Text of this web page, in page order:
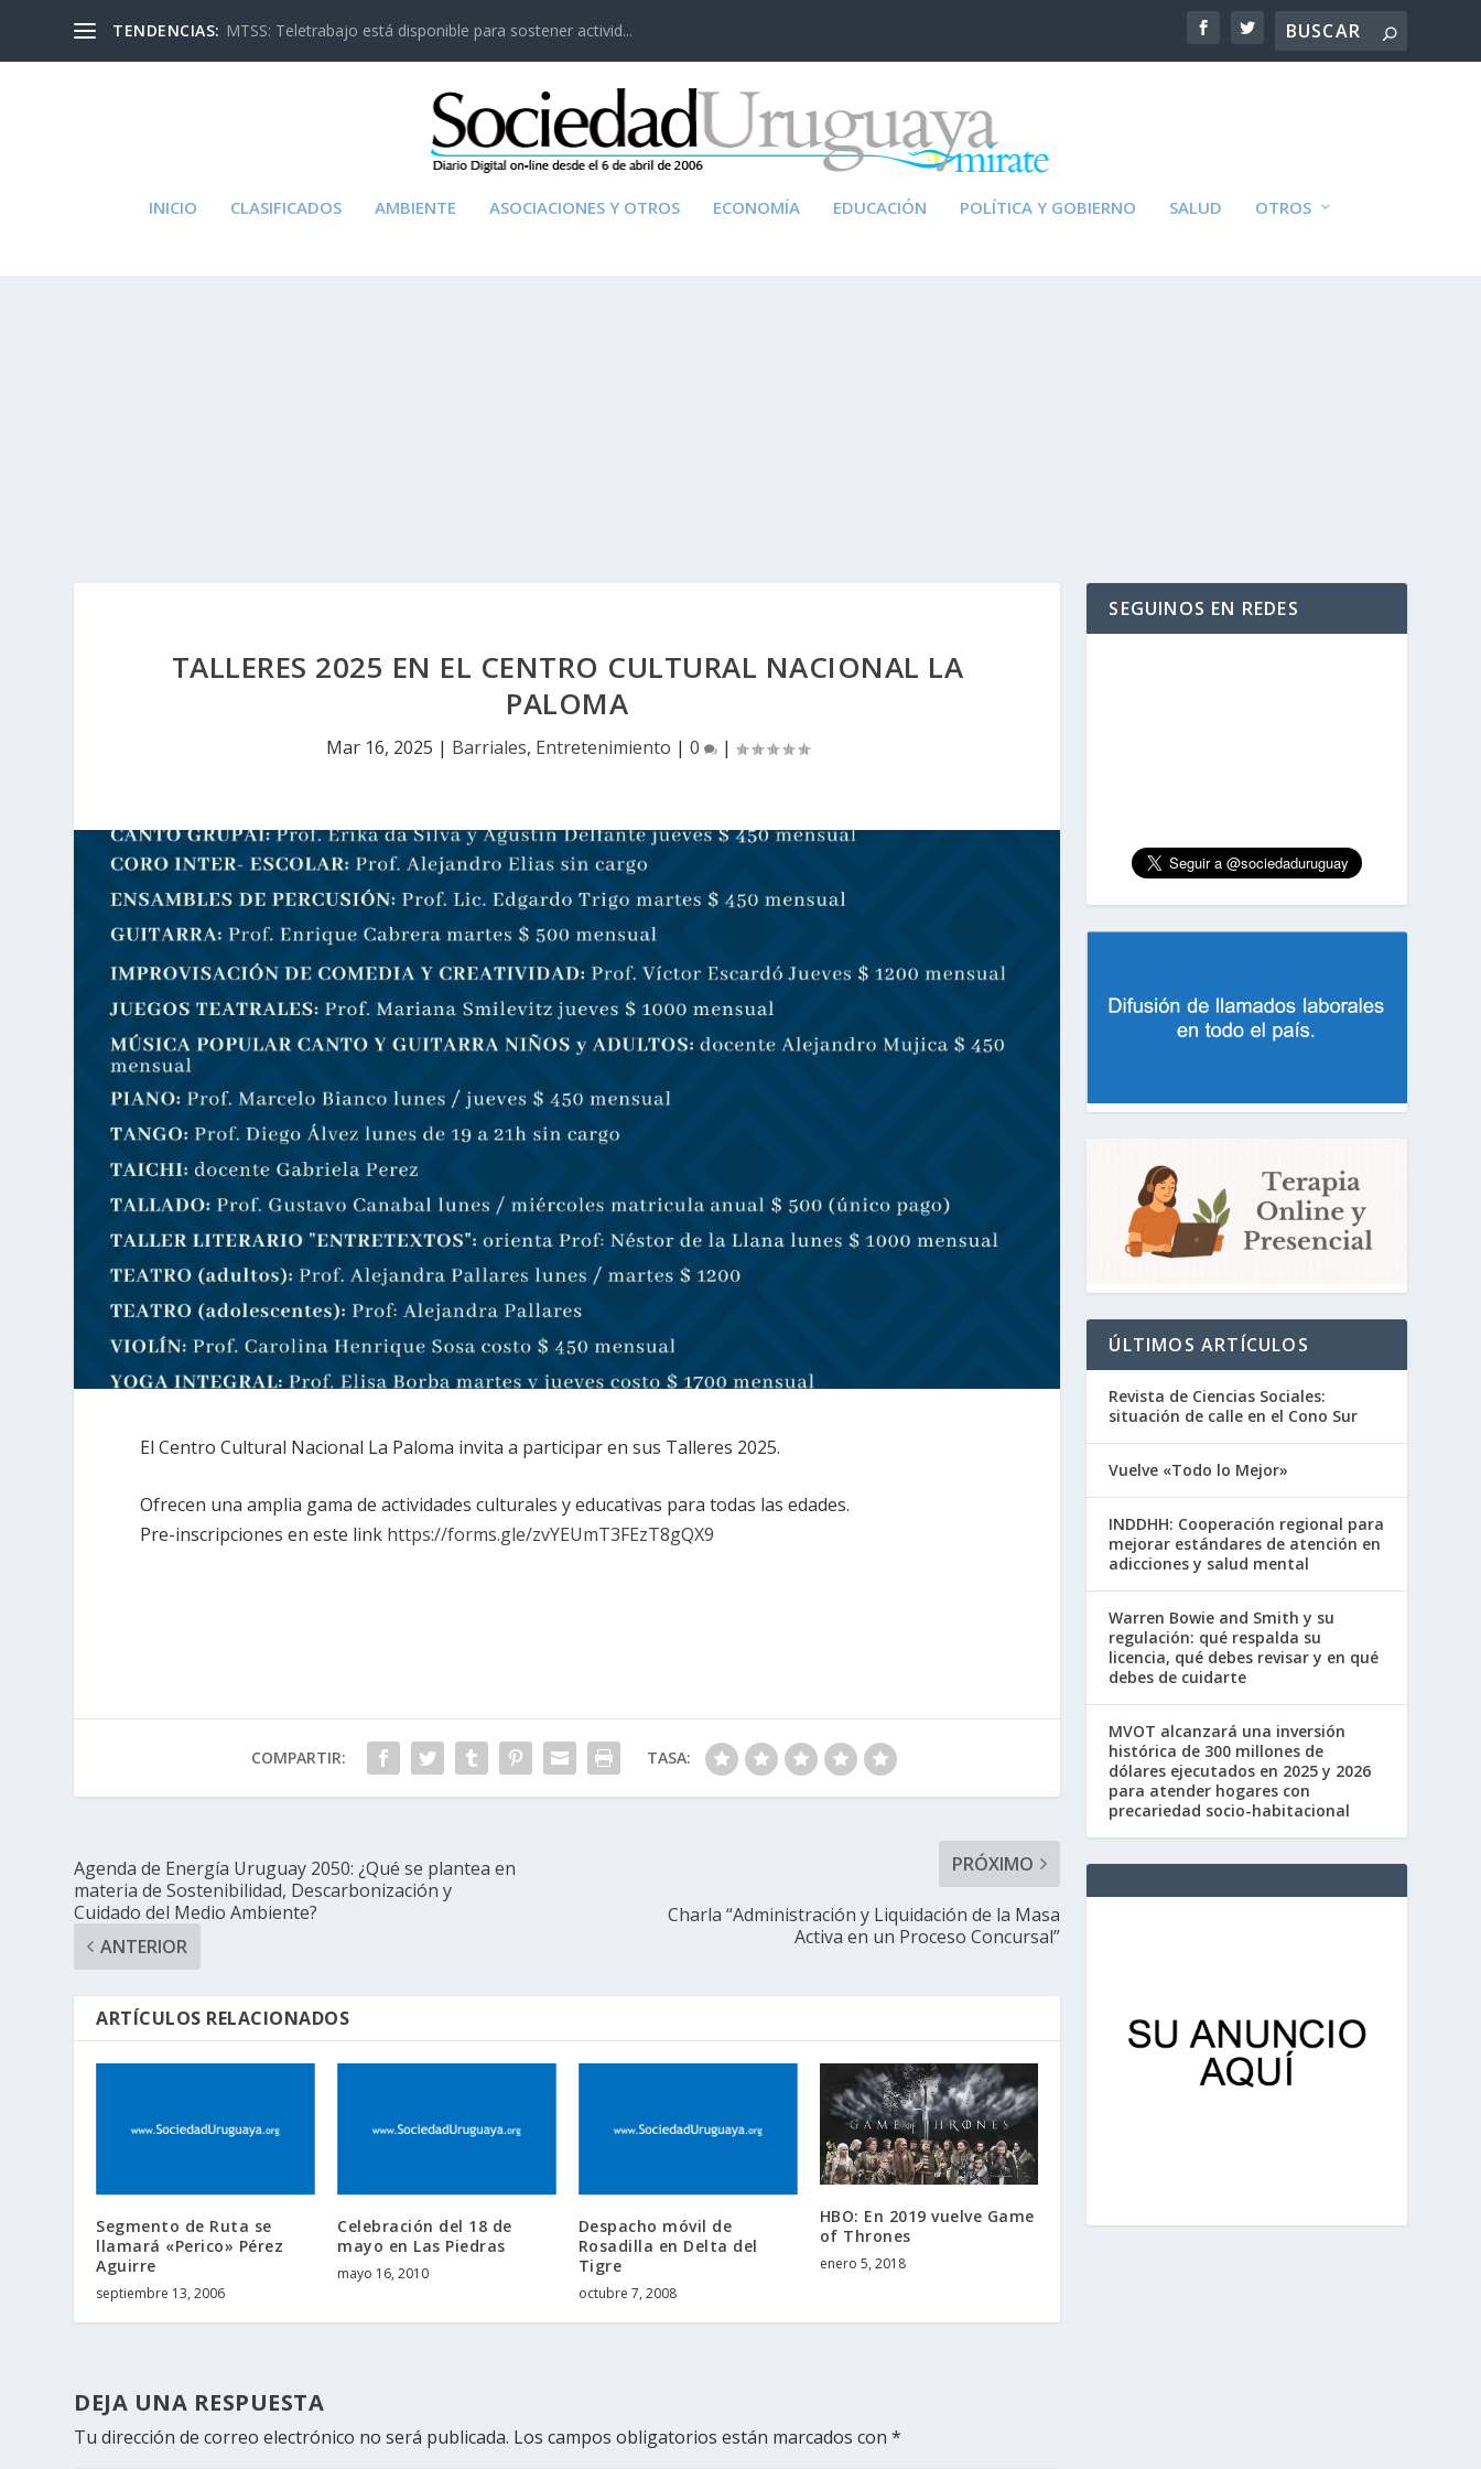
TENDENCIAS: MTSS: Teletrabajo está disponible para sostener activid...
INICIO CLASIFICADOS AMBIENTE ASOCIACIONES Y OTROS ECONOMÍA EDUCACIÓN POLÍTICA Y GOBIERNO SALUD OTROS
TALLERES 2025 EN EL CENTRO CULTURAL NACIONAL LA
PALOMA
Mar 16, 2025 | Barriales, Entretenimiento | 0 |
El Centro Cultural Nacional La Paloma invita a participar en sus Talleres 2025.
Ofrecen una amplia gama de actividades culturales y educativas para todas las edades.
Pre-inscripciones en este link https://forms.gle/zvYEUmT3FEzT8gQX9
COMPARTIR: TASA:
Agenda de Energía Uruguay 2050: ¿Qué se plantea en
materia de Sostenibilidad, Descarbonización y
Cuidado del Medio Ambiente?
ANTERIOR
PRÓXIMO
Charla “Administración y Liquidación de la Masa
Activa en un Proceso Concursal”
ARTÍCULOS RELACIONADOS
Segmento de Ruta se
llamará «Perico» Pérez
Aguirre
septiembre 13, 2006
Celebración del 18 de
mayo en Las Piedras
mayo 16, 2010
Despacho móvil de
Rosadilla en Delta del
Tigre
octubre 7, 2008
HBO: En 2019 vuelve Game
of Thrones
enero 5, 2018
DEJA UNA RESPUESTA
Tu dirección de correo electrónico no será publicada. Los campos obligatorios están marcados con*
SEGUINOS EN REDES
ÚLTIMOS ARTÍCULOS
Revista de Ciencias Sociales:
situación de calle en el Cono Sur
Vuelve «Todo lo Mejor»
INDDHH: Cooperación regional para
mejorar estándares de atención en
adicciones y salud mental
Warren Bowie and Smith y su
regulación: qué respalda su
licencia, qué debes revisar y en qué
debes de cuidarte
MVOT alcanzará una inversión
histórica de 300 millones de
dólares ejecutados en 2025 y 2026
para atender hogares con
precariedad socio-habitacional